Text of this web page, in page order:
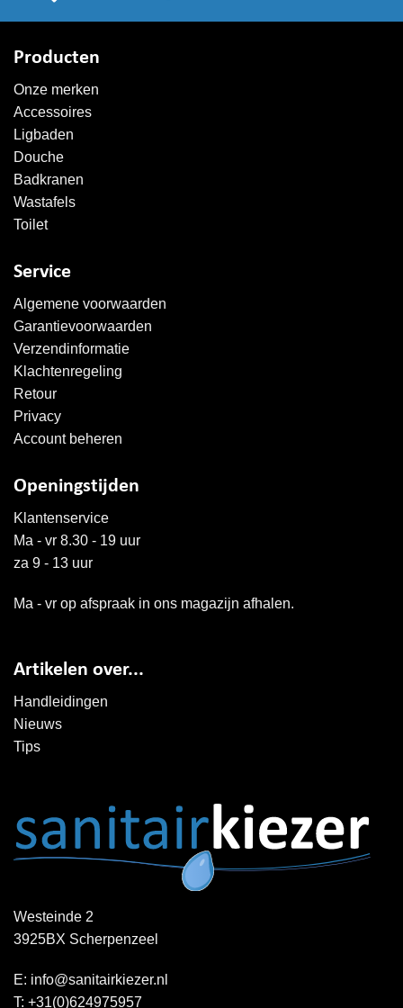
Producten
Onze merken
Accessoires
Ligbaden
Douche
Badkranen
Wastafels
Toilet
Service
Algemene voorwaarden
Garantievoorwaarden
Verzendinformatie
Klachtenregeling
Retour
Privacy
Account beheren
Openingstijden
Klantenservice
Ma - vr 8.30 - 19 uur
za 9 - 13 uur
Ma - vr op afspraak in ons magazijn afhalen.
Artikelen over...
Handleidingen
Nieuws
Tips
Westeinde 2
3925BX Scherpenzeel
E: info@sanitairkiezer.nl
T: +31(0)624975957